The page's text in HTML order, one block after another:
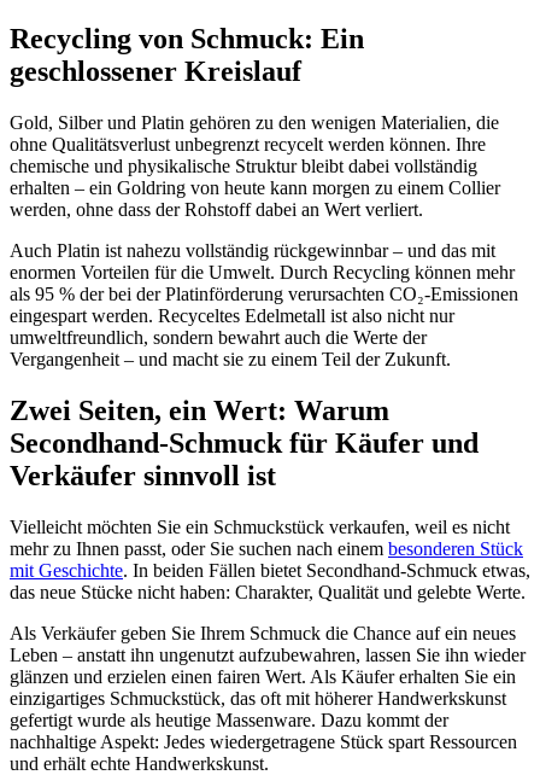
Recycling von Schmuck: Ein
geschlossener Kreislauf
Gold, Silber und Platin gehören zu den wenigen Materialien, die
ohne Qualitätsverlust unbegrenzt recycelt werden können. Ihre
chemische und physikalische Struktur bleibt dabei vollständig
erhalten – ein Goldring von heute kann morgen zu einem Collier
werden, ohne dass der Rohstoff dabei an Wert verliert.
Auch Platin ist nahezu vollständig rückgewinnbar – und das mit
enormen Vorteilen für die Umwelt. Durch Recycling können mehr
als 95 % der bei der Platinförderung verursachten CO₂-Emissionen
eingespart werden. Recyceltes Edelmetall ist also nicht nur
umweltfreundlich, sondern bewahrt auch die Werte der
Vergangenheit – und macht sie zu einem Teil der Zukunft.
Zwei Seiten, ein Wert: Warum
Secondhand-Schmuck für Käufer und
Verkäufer sinnvoll ist
Vielleicht möchten Sie ein Schmuckstück verkaufen, weil es nicht
mehr zu Ihnen passt, oder Sie suchen nach einem besonderen Stück
mit Geschichte. In beiden Fällen bietet Secondhand-Schmuck etwas,
das neue Stücke nicht haben: Charakter, Qualität und gelebte Werte.
Als Verkäufer geben Sie Ihrem Schmuck die Chance auf ein neues
Leben – anstatt ihn ungenutzt aufzubewahren, lassen Sie ihn wieder
glänzen und erzielen einen fairen Wert. Als Käufer erhalten Sie ein
einzigartiges Schmuckstück, das oft mit höherer Handwerkskunst
gefertigt wurde als heutige Massenware. Dazu kommt der
nachhaltige Aspekt: Jedes wiedergetragene Stück spart Ressourcen
und erhält echte Handwerkskunst.